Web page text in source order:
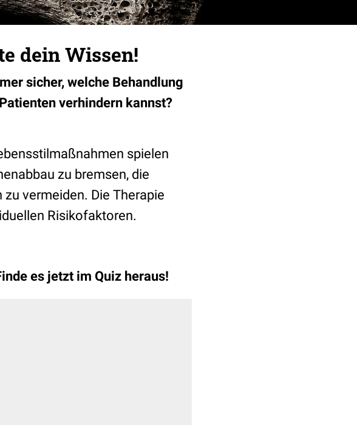
dein Wissen!
sicher, welche Behandlung
verhindern kannst?
spielen
zu bremsen, die
vermeiden. Die Therapie
Risikofaktoren.
es jetzt im Quiz heraus!